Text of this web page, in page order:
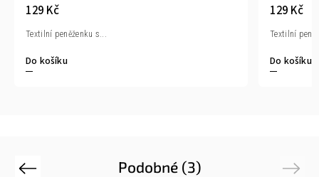
129 Kč
Do košíku
Textilní peněženku s...
129 Kč
Do košíku
Textilní
Podobné (3)
Previous Next